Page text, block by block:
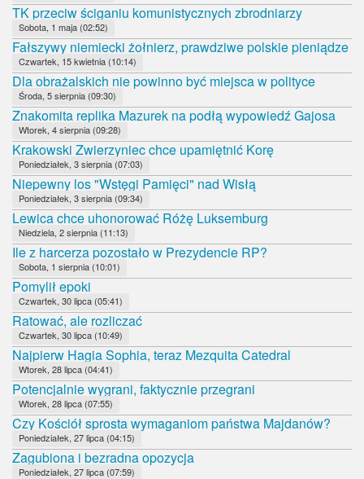
TK przeciw ściganiu komunistycznych zbrodniarzy
Sobota, 1 maja (02:52)
Fałszywy niemiecki żołnierz, prawdziwe polskie pieniądze
Czwartek, 15 kwietnia (10:14)
Dla obrażalskich nie powinno być miejsca w polityce
Środa, 5 sierpnia (09:30)
Znakomita replika Mazurek na podłą wypowiedź Gajosa
Wtorek, 4 sierpnia (09:28)
Krakowski Zwierzyniec chce upamiętnić Korę
Poniedziałek, 3 sierpnia (07:03)
Niepewny los "Wstęgi Pamięci" nad Wisłą
Poniedziałek, 3 sierpnia (09:34)
Lewica chce uhonorować Różę Luksemburg
Niedziela, 2 sierpnia (11:13)
Ile z harcerza pozostało w Prezydencie RP?
Sobota, 1 sierpnia (10:01)
Pomylił epoki
Czwartek, 30 lipca (05:41)
Ratować, ale rozliczać
Czwartek, 30 lipca (10:49)
Najpierw Hagia Sophia, teraz Mezquita Catedral
Wtorek, 28 lipca (04:41)
Potencjalnie wygrani, faktycznie przegrani
Wtorek, 28 lipca (07:55)
Czy Kościół sprosta wymaganiom państwa Majdanów?
Poniedziałek, 27 lipca (04:15)
Zagubiona i bezradna opozycja
Poniedziałek, 27 lipca (07:59)